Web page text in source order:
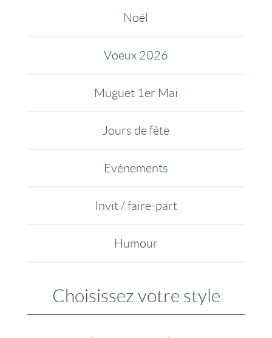
Noël
Voeux 2026
Muguet 1er Mai
Jours de fête
Evénements
Invit / faire-part
Humour
Choisissez votre style